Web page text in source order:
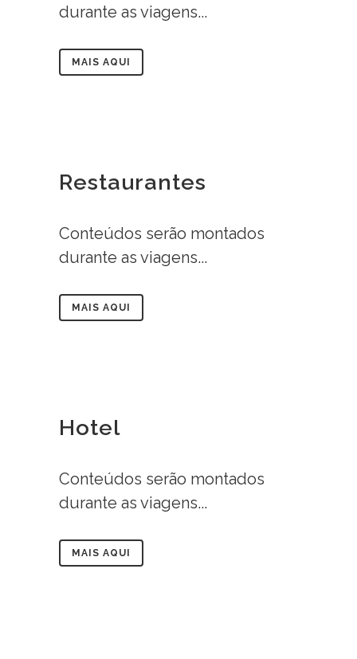
durante as viagens...
MAIS AQUI
Restaurantes
Conteúdos serão montados
durante as viagens...
MAIS AQUI
Hotel
Conteúdos serão montados
durante as viagens...
MAIS AQUI